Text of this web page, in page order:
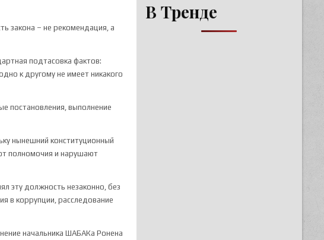
закона – не рекомендация, а
подтасовка фактов:
к другому не имеет никакого
постановления, выполнение
нынешний конституционный
полномочия и нарушают
эту должность незаконно, без
в коррупции, расследование
начальника ШАБАКа Ронена
В Тренде